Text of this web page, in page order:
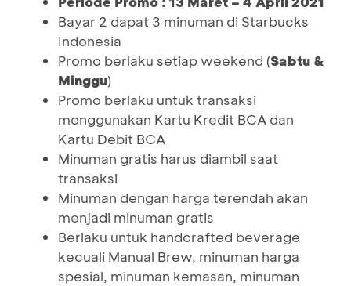
Bayar 2 dapat 3 minuman di Starbucks
Indonesia
Promo berlaku setiap weekend (Sabtu &
Minggu)
Promo berlaku untuk transaksi
menggunakan Kartu Kredit BCA dan
Kartu Debit BCA
Minuman gratis harus diambil saat
transaksi
Minuman dengan harga terendah akan
menjadi minuman gratis
Berlaku untuk handcrafted beverage
kecuali Manual Brew, minuman harga
spesial, minuman kemasan, minuman